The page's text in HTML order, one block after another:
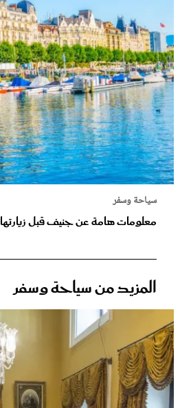
سياحة وسفر
معلومات هامة عن جنيف قبل زيارتها
المزيد من سياحة وسفر